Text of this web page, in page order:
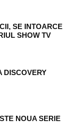
SE INTOARCE
SHOW TV
DISCOVERY
NOUA SERIE